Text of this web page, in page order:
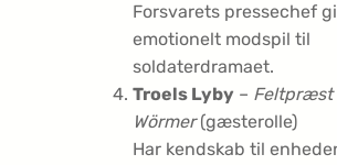
Forsvarets pressechef
emotionelt modspil til
soldaterdramaet.
Troels Lyby – Feltpræst
Wörmer(gæsterolle)
Har kendskab til